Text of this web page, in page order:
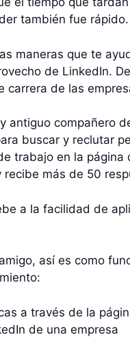
también fue rápido.
maneras que te
de LinkedIn.
carrera de las
antiguo compañero
buscar y reclutar
trabajo en la página
recibe más de 50
a la facilidad de
así es como
a través de la
de una empresa